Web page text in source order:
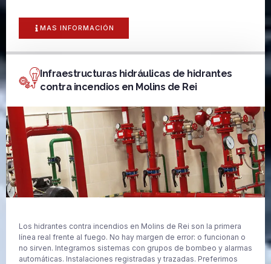
MAS INFORMACIÓN
Infraestructuras hidráulicas de hidrantes
contra incendios en Molins de Rei
Los hidrantes contra incendios en Molins de Rei son la primera
línea real frente al fuego. No hay margen de error: o funcionan o
no sirven. Integramos sistemas con grupos de bombeo y alarmas
automáticas. Instalaciones registradas y trazadas. Preferimos